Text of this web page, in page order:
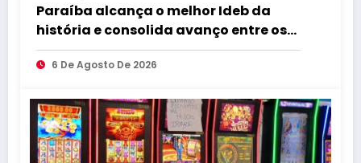
Paraíba alcança o melhor Ideb da
história e consolida avanço entre os
maiores do Brasil
6 De Agosto De 2026